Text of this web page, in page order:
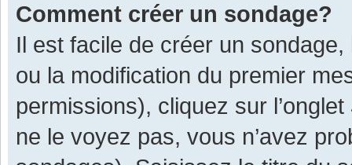
Comment créer un sondage?
Il est facile de créer un
ou la modification du premier
permissions), cliquez sur l’onglet
ne le voyez pas, vous n’avez